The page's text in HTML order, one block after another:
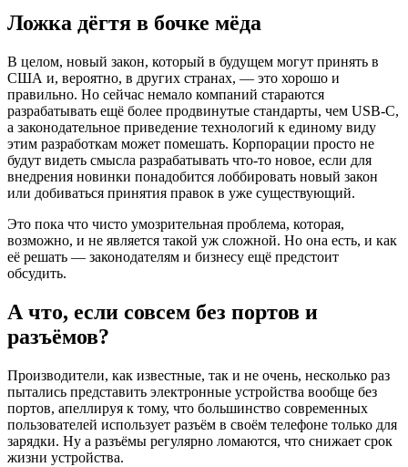
Ложка дёгтя в бочке мёда
В целом, новый закон, который в будущем могут принять в
США и, вероятно, в других странах, — это хорошо и
правильно. Но сейчас немало компаний стараются
разрабатывать ещё более продвинутые стандарты, чем USB-C,
а законодательное приведение технологий к единому виду
этим разработкам может помешать. Корпорации просто не
будут видеть смысла разрабатывать что-то новое, если для
внедрения новинки понадобится лоббировать новый закон
или добиваться принятия правок в уже существующий.
Это пока что чисто умозрительная проблема, которая,
возможно, и не является такой уж сложной. Но она есть, и как
её решать — законодателям и бизнесу ещё предстоит
обсудить.
А что, если совсем без портов и
разъёмов?
Производители, как известные, так и не очень, несколько раз
пытались представить электронные устройства вообще без
портов, апеллируя к тому, что большинство современных
пользователей использует разъём в своём телефоне только для
зарядки. Ну а разъёмы регулярно ломаются, что снижает срок
жизни устройства.